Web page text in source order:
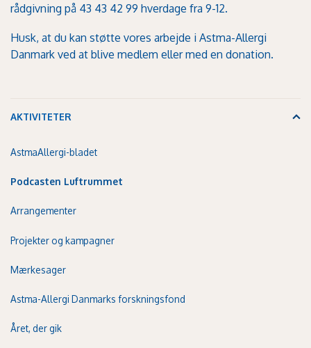
rådgivning på 43 43 42 99 hverdage fra 9-12.
Husk, at du kan støtte vores arbejde i Astma-Allergi
Danmark ved at blive medlem eller med en donation.
AKTIVITETER
AstmaAllergi-bladet
Podcasten Luftrummet
Arrangementer
Projekter og kampagner
Mærkesager
Astma-Allergi Danmarks forskningsfond
Året, der gik